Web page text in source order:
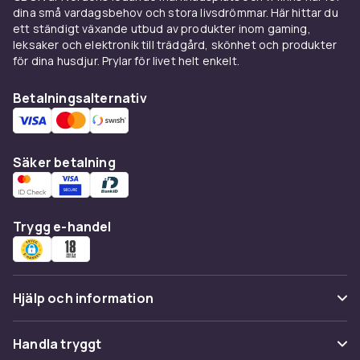
Storlek och kapacitet
Välj en salladsslungare med tillräcklig kapacitet
för din hushållsstorlek. Smaller modeller (2–3
5 liter) passar familjer och middagsbjudningar.
Den yttre skålen kan efter sköljning användas
som serveringsskål.
Material och underhåll
Salladsslungor tillverkas i genomskinlig plast av
hög kvalitet. Välj BPA-fria modeller. De flesta är
diskmaskinssäkra, men kontrollera alltid
tillverkarens anvisningar. Torka mekanismens
lager regelbundet för att hålla dem smidiga.
Hos CDON hittar du salladsslungor från OXO,
WMF och andra välkända varumärken. Beställ
online med snabb leverans och tryggt köp.
dina små vardagsbehov och stora livsdrömmar. Här hittar du
ett ständigt växande utbud av produkter inom gaming,
leksaker och elektronik till trädgård, skönhet och produkter
för dina husdjur. Prylar för livet helt enkelt.
Betalningsalternativ
Säker betalning
Trygg e-handel
Hjälp och information
Vanliga frågor
Handla tryggt